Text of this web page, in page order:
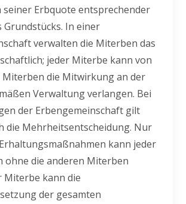
Erbquote entsprechender
Grundstücks. In einer
verwalten die Miterben das
jeder Miterbe kann von
Miterben die Mitwirkung an der
Verwaltung verlangen. Bei
der Erbengemeinschaft gilt
die Mehrheitsentscheidung. Nur
kann jeder
ohne die anderen Miterben
Miterbe kann die
der gesamten